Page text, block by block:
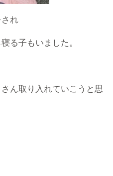
れ
る子もいました。
ん取り入れていこうと思